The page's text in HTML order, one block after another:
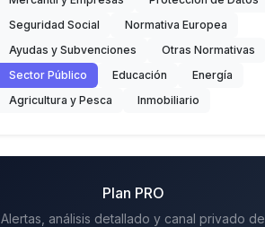
Seguridad Social
Normativa Europea
Ayudas y Subvenciones
Otras Normativas
Sector Público
Educación
Energía
Agricultura y Pesca
Inmobiliario
Plan PRO
Alertas, análisis detallado y canal privado de